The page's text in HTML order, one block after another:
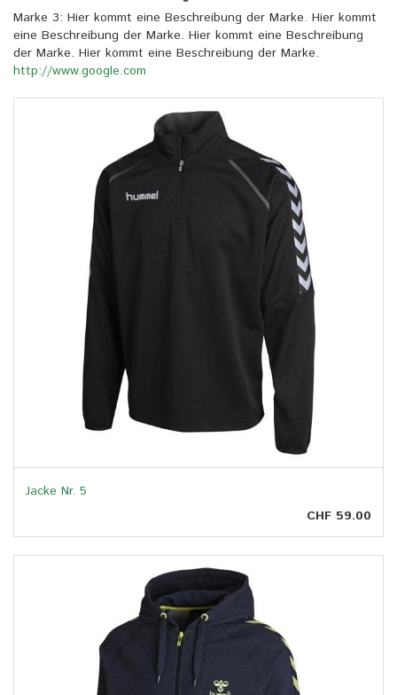
Marke 3: Hier kommt eine Beschreibung der Marke. Hier kommt
eine Beschreibung der Marke. Hier kommt eine Beschreibung
der Marke. Hier kommt eine Beschreibung der Marke.
http://www.google.com
Jacke Nr. 5
CHF 59.00